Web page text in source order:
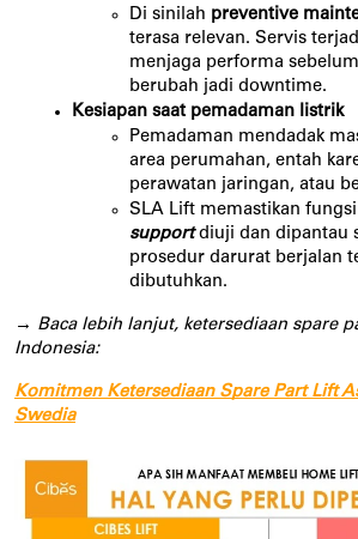
Di sinilah preventive
terasa relevan. Servis
menjaga performa
berubah jadi downtime.
Kesiapan saat pemadaman listrik
Pemadaman mendadak
area perumahan, entah
perawatan jaringan, atau
SLA Lift memastikan fungsi
support diuji dan dipantau
prosedur darurat berjalan
dibutuhkan.
→ Baca lebih lanjut, ketersediaan spare
Indonesia:
Komitmen Ketersediaan Spare Part Lift
Swedia